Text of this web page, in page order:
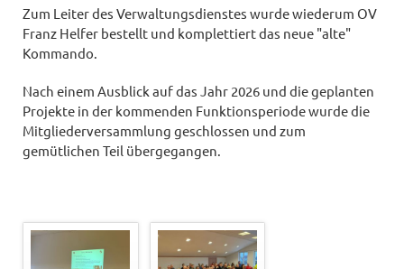
Zum Leiter des Verwaltungsdienstes wurde wiederum OV
Franz Helfer bestellt und komplettiert das neue "alte"
Kommando.
Nach einem Ausblick auf das Jahr 2026 und die geplanten
Projekte in der kommenden Funktionsperiode wurde die
Mitgliederversammlung geschlossen und zum
gemütlichen Teil übergegangen.